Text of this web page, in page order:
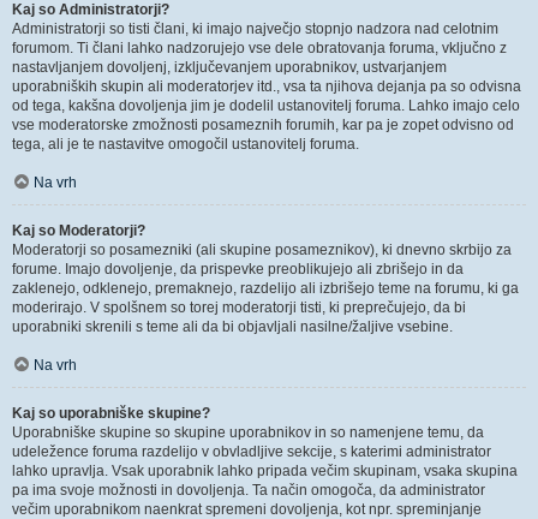
Kaj so Administratorji?
Administratorji so tisti člani, ki imajo največjo stopnjo nadzora nad celotnim
forumom. Ti člani lahko nadzorujejo vse dele obratovanja foruma, vključno z
nastavljanjem dovoljenj, izključevanjem uporabnikov, ustvarjanjem
uporabniških skupin ali moderatorjev itd., vsa ta njihova dejanja pa so odvisna
od tega, kakšna dovoljenja jim je dodelil ustanovitelj foruma. Lahko imajo celo
vse moderatorske zmožnosti posameznih forumih, kar pa je zopet odvisno od
tega, ali je te nastavitve omogočil ustanovitelj foruma.
Na vrh
Kaj so Moderatorji?
Moderatorji so posamezniki (ali skupine posameznikov), ki dnevno skrbijo za
forume. Imajo dovoljenje, da prispevke preoblikujejo ali zbrišejo in da
zaklenejo, odklenejo, premaknejo, razdelijo ali izbrišejo teme na forumu, ki ga
moderirajo. V spolšnem so torej moderatorji tisti, ki preprečujejo, da bi
uporabniki skrenili s teme ali da bi objavljali nasilne/žaljive vsebine.
Na vrh
Kaj so uporabniške skupine?
Uporabniške skupine so skupine uporabnikov in so namenjene temu, da
udeležence foruma razdelijo v obvladljive sekcije, s katerimi administrator
lahko upravlja. Vsak uporabnik lahko pripada večim skupinam, vsaka skupina
pa ima svoje možnosti in dovoljenja. Ta način omogoča, da administrator
večim uporabnikom naenkrat spremeni dovoljenja, kot npr. spreminjanje